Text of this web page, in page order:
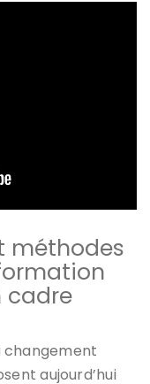
méthodes
cadre
changement
aujourd’hui